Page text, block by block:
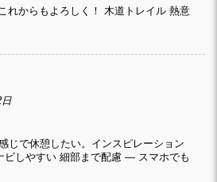
れからもよろしく！ 木道トレイル 熱意
じで休憩したい。インスピレーション
ビしやすい 細部まで配慮 — スマホでも